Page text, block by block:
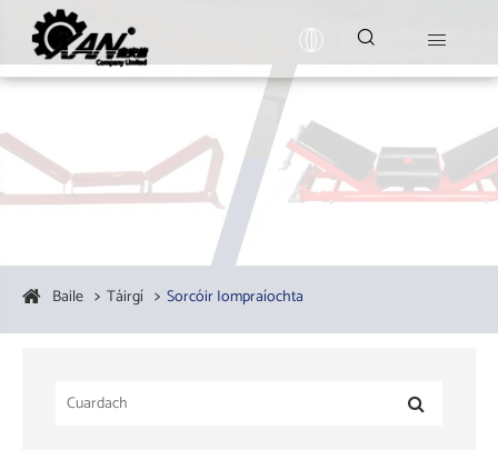
 
Baile Táirgí Sorcóir Iompraíochta